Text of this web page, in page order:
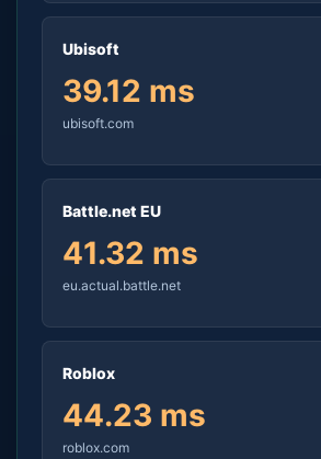
Ubisoft
39.12 ms
ubisoft.com
Battle.net EU
41.32 ms
eu.actual.battle.net
Roblox
44.23 ms
roblox.com